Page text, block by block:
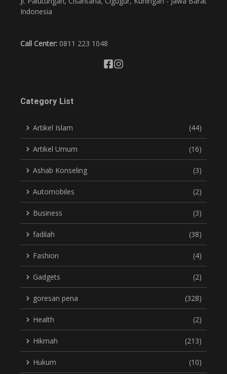
Indonesia
Call Center: 0811 223 1048
Category List
Artikel Islam (44)
Artikel Umum (16)
Ashab Konseling (3)
Automobiles (2)
Business (3)
fadilah (38)
Fashion (4)
Gadgets (2)
goresan pena (328)
Health (2)
Hikmah (213)
Hukum (10)